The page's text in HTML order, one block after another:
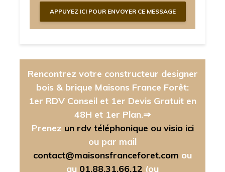
Rencontrez votre constructeur designer
bois & brique Maisons France Forêt:
1er RDV Conseil et 1er Devis Gratuit en
48H et 1er Plan.⇒
Prenez un rdv téléphonique ou visio ici
ou par mail
contact@maisonsfranceforet.com ou
au 01.88.31.66.12 (ou